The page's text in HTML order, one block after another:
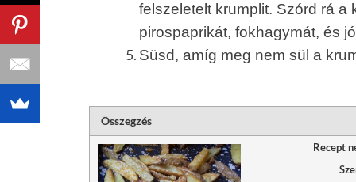
felszeletelt krumplit. Szórd rá
pirospaprikát, fokhagymát, és
Süsd, amíg meg nem sül a
Összegzés
Recept